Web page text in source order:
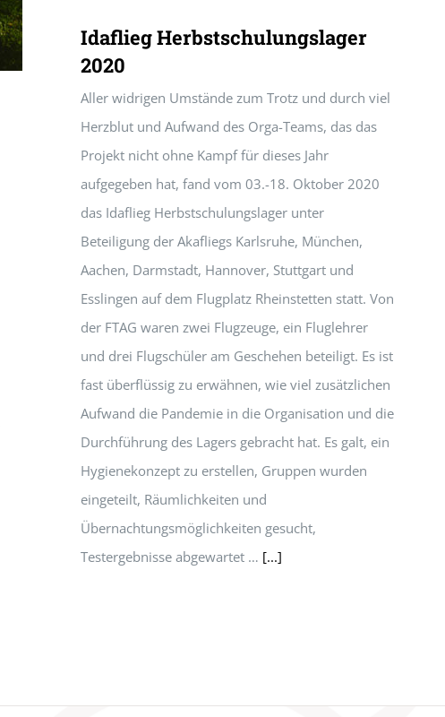
Idaflieg Herbstschulungslager
2020
Aller widrigen Umstände zum Trotz und durch viel
Herzblut und Aufwand des Orga-Teams, das das
Projekt nicht ohne Kampf für dieses Jahr
aufgegeben hat, fand vom 03.-18. Oktober 2020
das Idaflieg Herbstschulungslager unter
Beteiligung der Akafliegs Karlsruhe, München,
Aachen, Darmstadt, Hannover, Stuttgart und
Esslingen auf dem Flugplatz Rheinstetten statt. Von
der FTAG waren zwei Flugzeuge, ein Fluglehrer
und drei Flugschüler am Geschehen beteiligt. Es ist
fast überflüssig zu erwähnen, wie viel zusätzlichen
Aufwand die Pandemie in die Organisation und die
Durchführung des Lagers gebracht hat. Es galt, ein
Hygienekonzept zu erstellen, Gruppen wurden
eingeteilt, Räumlichkeiten und
Übernachtungsmöglichkeiten gesucht,
Testergebnisse abgewartet … [...]